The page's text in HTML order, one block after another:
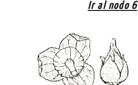
Ir al nodo 6